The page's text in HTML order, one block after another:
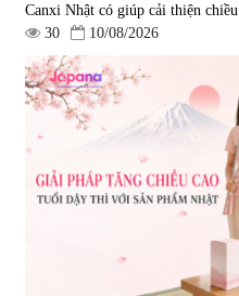
Canxi Nhật có giúp cải thiện
30
10/08/2026